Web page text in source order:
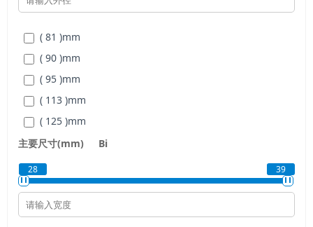
( 5/8 )mm
( 7/8 )mm
( 15/16 )mm
( 81 )mm
( 90 )mm
( 95 )mm
( 113 )mm
( 125 )mm
主要尺寸(mm)
Bi
28 39